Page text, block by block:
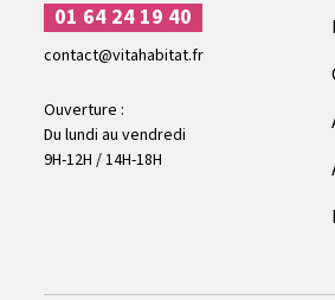
01 64 24 19 40
contact@vitahabitat.fr
Ouverture :
Du lundi au vendredi
9H-12H / 14H-18H